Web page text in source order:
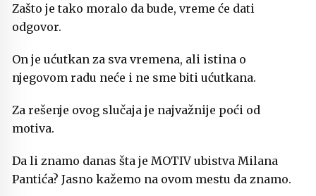
Zašto je tako moralo da bude, vreme će dati
odgovor.
On je ućutkan za sva vremena, ali istina o
njegovom radu neće i ne sme biti ućutkana.
Za rešenje ovog slučaja je najvažnije poći od
motiva.
Da li znamo danas šta je MOTIV ubistva Milana
Pantića? Jasno kažemo na ovom mestu da znamo.